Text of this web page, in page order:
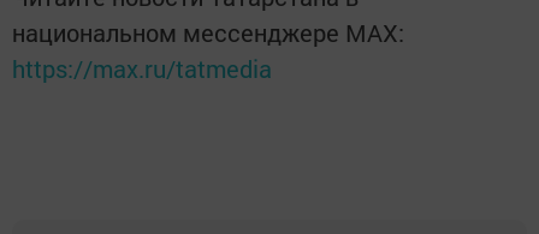
национальном мессенджере MАХ:
https://max.ru/tatmedia